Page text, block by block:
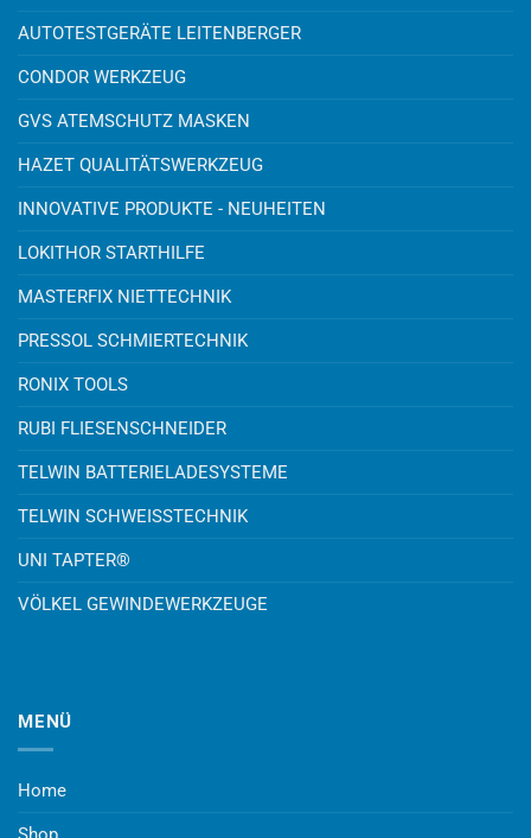
AUTOTESTGERÄTE LEITENBERGER
CONDOR WERKZEUG
GVS ATEMSCHUTZ MASKEN
HAZET QUALITÄTSWERKZEUG
INNOVATIVE PRODUKTE - NEUHEITEN
LOKITHOR STARTHILFE
MASTERFIX NIETTECHNIK
PRESSOL SCHMIERTECHNIK
RONIX TOOLS
RUBI FLIESENSCHNEIDER
TELWIN BATTERIELADESYSTEME
TELWIN SCHWEISSTECHNIK
UNI TAPTER®
VÖLKEL GEWINDEWERKZEUGE
MENÜ
Home